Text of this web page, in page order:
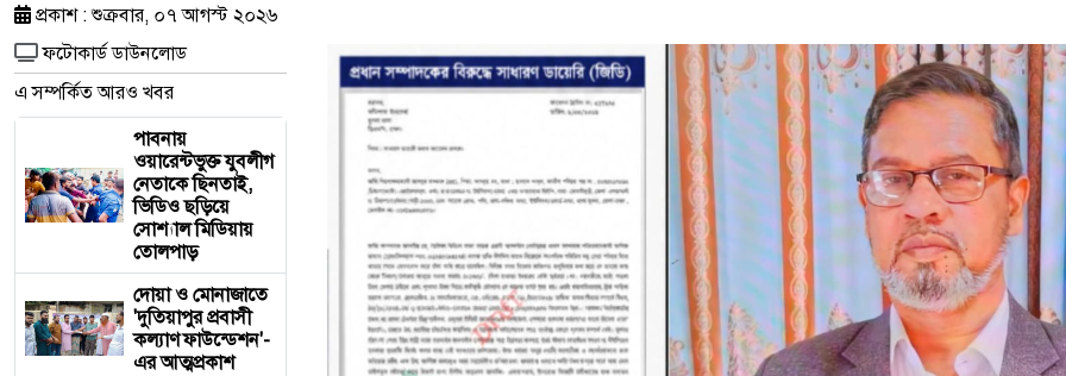
প্রকাশ : শুক্রবার, ০৭ আগস্ট ২০২৬
ফটোকার্ড ডাউনলোড
এ সম্পর্কিত আরও খবর
পাবনায়
ওয়ারেন্টভুক্ত যুবলীগ
নেতাকে ছিনতাই,
ভিডিও ছড়িয়ে
সোশ্যাল মিডিয়ায়
তোলপাড়
দোয়া ও মোনাজাতে
'দুতিয়াপুর প্রবাসী
কল্যাণ ফাউন্ডেশন'-
এর আত্মপ্রকাশ